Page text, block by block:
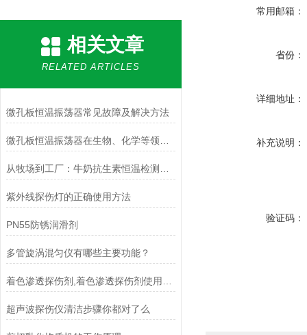
相关文章
RELATED ARTICLES
微孔板恒温振荡器常见故障及解决方法
紫外线探伤灯的正确使用方法
PN55防锈润滑剂
多管旋涡混匀仪有哪些主要功能？
超声波探伤仪清洁步骤你都对了么
常用邮箱：
省份：
详细地址：
补充说明：
验证码：